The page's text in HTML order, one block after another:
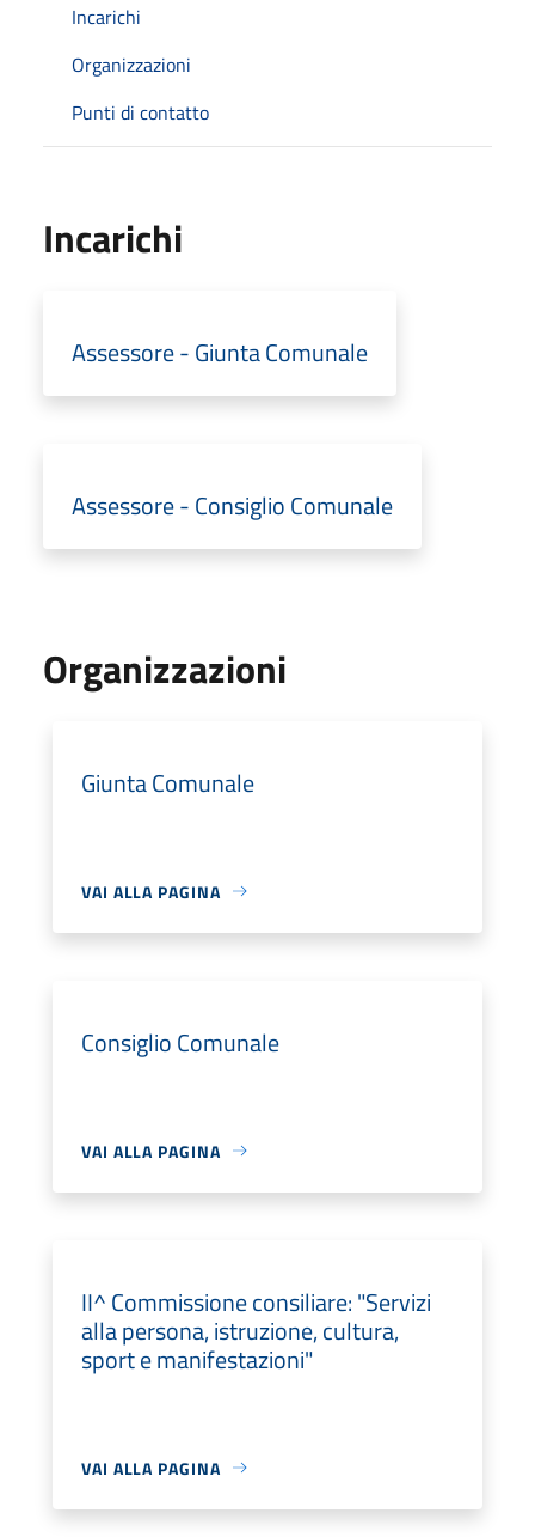
Incarichi
Organizzazioni
Punti di contatto
Incarichi
Assessore - Giunta Comunale
Assessore - Consiglio Comunale
Organizzazioni
Giunta Comunale
VAI ALLA PAGINA
Consiglio Comunale
VAI ALLA PAGINA
II^ Commissione consiliare: "Servizi
alla persona, istruzione, cultura,
sport e manifestazioni"
VAI ALLA PAGINA